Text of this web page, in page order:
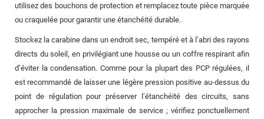
utilisez des bouchons de protection et remplacez toute pièce marquée
ou craquelée pour garantir une étanchéité durable.
Stockez la carabine dans un endroit sec, tempéré et à l’abri des rayons
directs du soleil, en privilégiant une housse ou un coffre respirant afin
d’éviter la condensation. Comme pour la plupart des PCP régulées, il
est recommandé de laisser une légère pression positive au-dessus du
point de régulation pour préserver l’étanchéité des circuits, sans
approcher la pression maximale de service ; vérifiez ponctuellement